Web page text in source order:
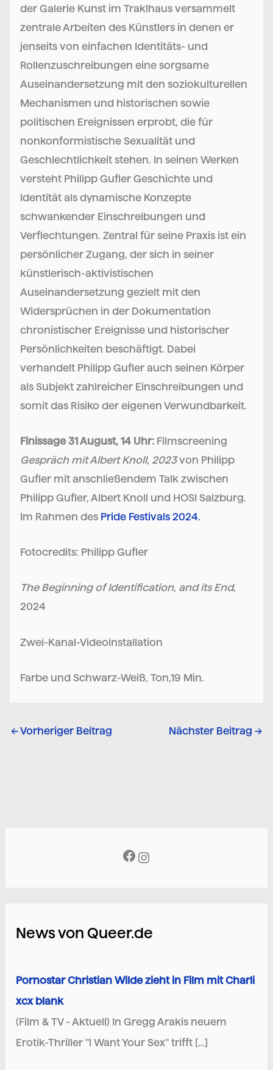
der Galerie Kunst im Traklhaus versammelt
zentrale Arbeiten des Künstlers in denen er
jenseits von einfachen Identitäts- und
Rollenzuschreibungen eine sorgsame
Auseinandersetzung mit den soziokulturellen
Mechanismen und historischen sowie
politischen Ereignissen erprobt, die für
nonkonformistische Sexualität und
Geschlechtlichkeit stehen. In seinen Werken
versteht Philipp Gufler Geschichte und
Identität als dynamische Konzepte
schwankender Einschreibungen und
Verflechtungen. Zentral für seine Praxis ist ein
persönlicher Zugang, der sich in seiner
künstlerisch-aktivistischen
Auseinandersetzung gezielt mit den
Widersprüchen in der Dokumentation
chronistischer Ereignisse und historischer
Persönlichkeiten beschäftigt. Dabei
verhandelt Philipp Gufler auch seinen Körper
als Subjekt zahlreicher Einschreibungen und
somit das Risiko der eigenen Verwundbarkeit.
Finissage 31 August, 14 Uhr: Filmscreening
Gespräch mit Albert Knoll, 2023von Philipp
Gufler mit anschließendem Talk zwischen
Philipp Gufler, Albert Knoll und HOSI Salzburg.
Im Rahmen des Pride Festivals 2024.
Fotocredits: Philipp Gufler
The Beginning of Identification, and its End,
2024
Zwei-Kanal-Videoinstallation
Farbe und Schwarz-Weiß, Ton,19 Min.
←Vorheriger Beitrag Nächster Beitrag →
News von Queer.de
Pornostar Christian Wilde zieht in Film mit Charli
xcx blank
(Film & TV - Aktuell) In Gregg Arakis neuem
Erotik-Thriller "I Want Your Sex" trifft […]